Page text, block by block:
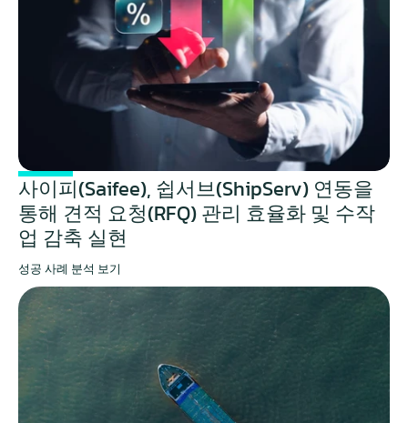
사이피(Saifee), 쉽서브(ShipServ) 연동을
통해 견적 요청(RFQ) 관리 효율화 및 수작
업 감축 실현
성공 사례 분석 보기